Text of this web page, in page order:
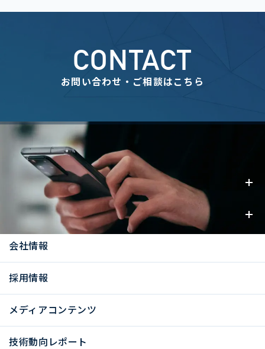
CONTACT
お問い合わせ・ご相談はこちら
事業内容
お知らせ
会社情報
採用情報
メディアコンテンツ
技術動向レポート